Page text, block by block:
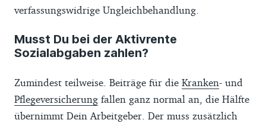
verfassungswidrige Ungleichbehandlung.
Musst Du bei der Aktivrente
Sozialabgaben zahlen?
Zumindest teilweise. Beiträge für die Kranken- und
Pflegeversicherung fallen ganz normal an, die Hälfte
übernimmt Dein Arbeitgeber. Der muss zusätzlich